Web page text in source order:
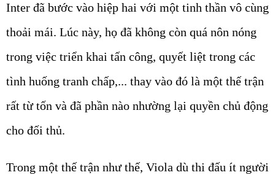
Inter đã bước vào hiệp hai với một tinh thần vô cùng
thoải mái. Lúc này, họ đã không còn quá nôn nóng
trong việc triển khai tấn công, quyết liệt trong các
tình huống tranh chấp,... thay vào đó là một thế trận
rất từ tốn và đã phần nào nhường lại quyền chủ động
cho đối thủ.
Trong một thế trận như thế, Viola dù thi đấu ít người